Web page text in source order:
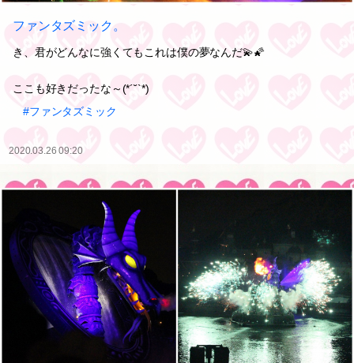
ファンタズミック。
き、君がどんなに強くてもこれは僕の夢なんだ💫🌠
ここも好きだったな～(*´˘`*)
#ファンタズミック
2020.03.26 09:20